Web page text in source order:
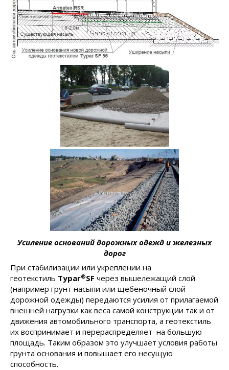
Усиление оснований дорожных одежд и железных
дорог
При стабилизации или укреплении на
геотекстиль Typar®SF через вышележащий слой
(например грунт насыпи или щебеночный слой
дорожной одежды) передаются усилия от прилагаемой
внешней нагрузки как веса самой конструкции так и от
движения автомобильного транспорта, а геотекстиль
их воспринимает и перераспределяет на большую
площадь. Таким образом это улучшает условия работы
грунта основания и повышает его несущую
способность.